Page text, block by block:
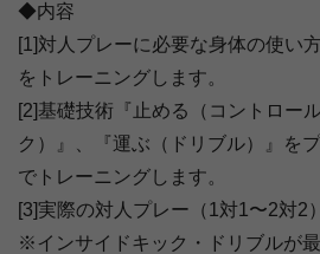
◆内容
[1]対人プレーに必要な身体の使い
をトレーニングします。
[2]基礎技術『止める（コントロー
ク）』、『運ぶ（ドリブル）』を
でトレーニングします。
[3]実際の対人プレー（1対1〜2対2
※インサイドキック・ドリブルが